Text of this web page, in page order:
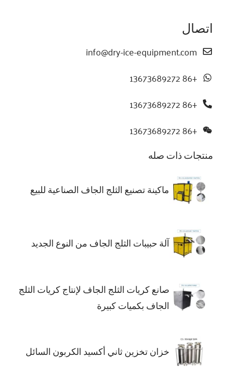
اتصال
info@dry-ice-equipment.com
+86 13673689272
+86 13673689272
+86 13673689272
منتجات ذات صله
ماكينة تصنيع الثلج الجاف الصناعية للبيع
آلة حبيبات الثلج الجاف من النوع الجديد
صانع كريات الثلج الجاف لإنتاج كريات الثلج
الجاف بكميات كبيرة
خزان تخزين ثاني أكسيد الكربون السائل